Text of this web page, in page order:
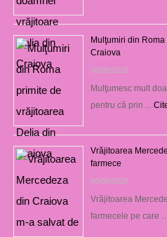
Mulţumiri din
Craiova
06/08/2026
Mulţumesc mult
pentru că prin …
Vrăjitoarea
farmece
06/08/2026
Vrăjitoarea
farmecele pe care …